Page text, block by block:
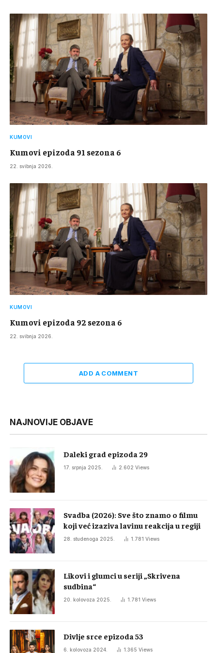
KUMOVI
Kumovi epizoda 91 sezona 6
22. svibnja 2026.
KUMOVI
Kumovi epizoda 92 sezona 6
22. svibnja 2026.
ADD A COMMENT
NAJNOVIJE OBJAVE
Daleki grad epizoda 29
17. srpnja 2025. 2.602 Views
Svadba (2026): Sve što znamo o filmu
koji već izaziva lavinu reakcija u regiji
28. studenoga 2025. 1.781 Views
Likovi i glumci u seriji „Skrivena
sudbina“
20. kolovoza 2025. 1.781 Views
Divlje srce epizoda 53
6. kolovoza 2024. 1.365 Views